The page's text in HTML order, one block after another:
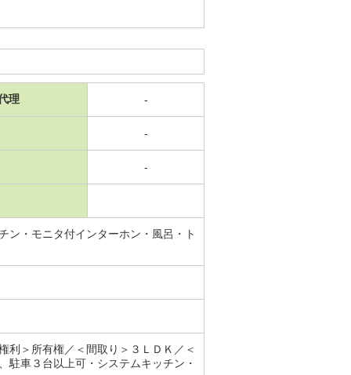
理 -
-
-
ン・モニタ付インターホン・風呂・ト
＞所有権／＜間取り＞３ＬＤＫ／＜
駐車３台以上可・システムキッチン・